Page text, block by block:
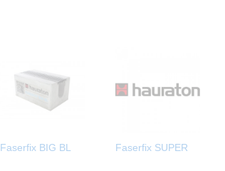
Faserfix BIG BL Faserfix SUPER